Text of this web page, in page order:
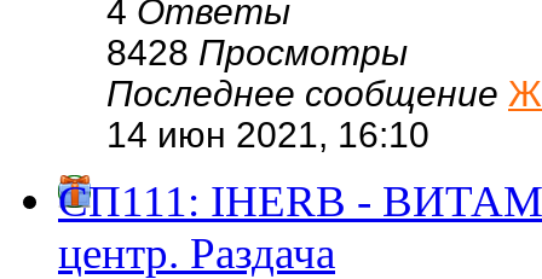
4 Ответы
8428 Просмотры
Последнее сообщение
14 июн 2021, 16:10
СП111: IHERB -
центр. Раздача